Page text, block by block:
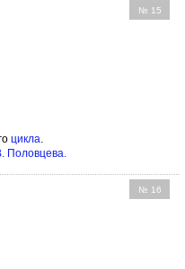
№ 15
цикла.
Половцева.
№ 16